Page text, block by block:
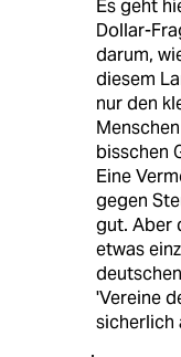
Es geht
Dollar-
darum,
diesem
nur den
bisschen
Eine
gegen
gut. Aber
etwas
'Vereine
sicherlich